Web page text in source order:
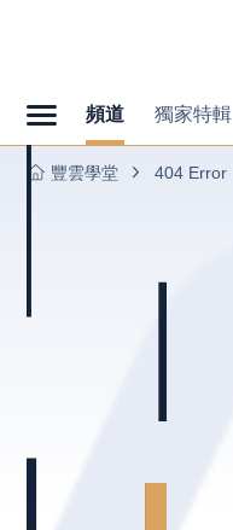
頻道 獨家特輯
豐雲學堂 404 Error